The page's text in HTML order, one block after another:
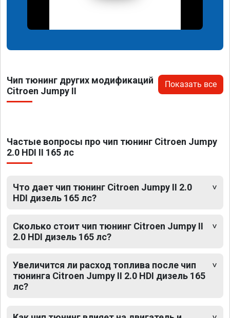
Чип тюнинг других модификаций
Citroen Jumpy II
Показать все
Частые вопросы про чип тюнинг Citroen Jumpy
2.0 HDI II 165 лс
Что дает чип тюнинг Citroen Jumpy II 2.0
HDI дизель 165 лс?
Сколько стоит чип тюнинг Citroen Jumpy II
2.0 HDI дизель 165 лс?
Увеличится ли расход топлива после чип
тюнинга Citroen Jumpy II 2.0 HDI дизель 165
лс?